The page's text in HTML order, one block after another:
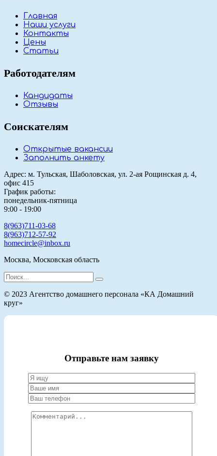
Главная
Наши услуги
Контакты
Цены
Статьи
Работодателям
Кандидаты
Отзывы
Соискателям
Открытые вакансии
Заполнить анкету
Адрес: м. Тульская, Шаболовская, ул. 2-ая Рощинская д. 4,
офис 415
График работы:
понедельник-пятница
9:00 - 19:00
8(963)711-03-68
8(963)712-57-92
homecircle@inbox.ru
Москва, Московская область
Search
for:
© 2023 Агентство домашнего персонала «КА Домашний
круг»
Отправьте нам заявку